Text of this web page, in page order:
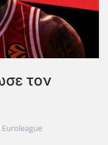
τον
Euroleague